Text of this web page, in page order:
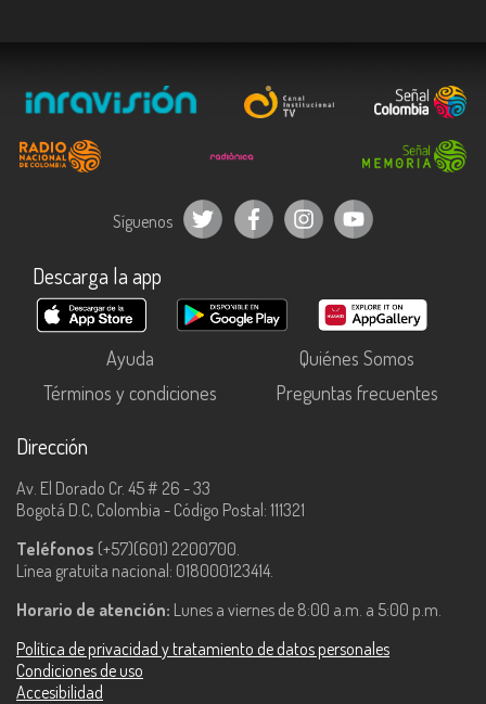
Síguenos
Descarga la app
Ayuda
Quiénes Somos
Términos y condiciones
Preguntas frecuentes
Dirección
Av. El Dorado Cr. 45 # 26 - 33
Bogotá D.C, Colombia - Código Postal: 111321
Teléfonos (+57)(601) 2200700.
Línea gratuita nacional: 018000123414.
Horario de atención: Lunes a viernes de 8:00 a.m. a 5:00 p.m.
Política de privacidad y tratamiento de datos personales
Condiciones de uso
Accesibilidad